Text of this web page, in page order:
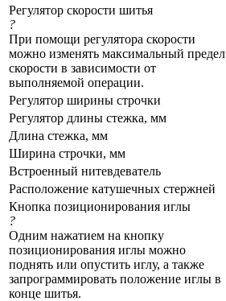
Регулятор скорости шитья
?
При помощи регулятора скорости
можно изменять максимальный предел
скорости в зависимости от
выполняемой операции.
Регулятор ширины строчки
Регулятор длины стежка, мм
Длина стежка, мм
Ширина строчки, мм
Встроенный нитевдеватель
Расположение катушечных стержней
Кнопка позиционирования иглы
?
Одним нажатием на кнопку
позиционирования иглы можно
поднять или опустить иглу, а также
запрограммировать положение иглы в
конце шитья.